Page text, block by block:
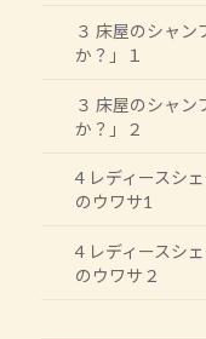
３ 床屋のシャン
か？」１
３ 床屋のシャン
か？」２
4 レディースシ
のウワサ1
4 レディースシ
のウワサ２